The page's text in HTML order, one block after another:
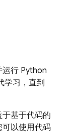
运行 Python
学习，直到
基于代码的
以使用代码